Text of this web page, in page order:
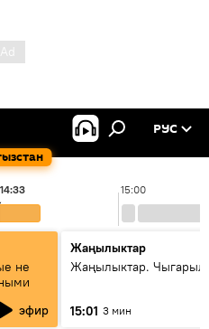
РУС
15:00
14:33
не
эфир
Жаңылыктар
Жаңылыктар.
15:01 3 мин